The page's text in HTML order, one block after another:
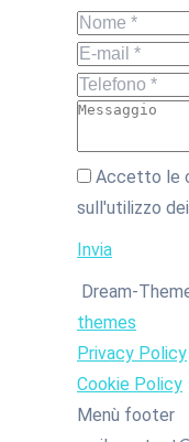
Nome *
Messaggio
Accetto le
sull'utilizzo
Invia
Dream-
themes
Privacy Policy
Cookie Policy
Menù footer